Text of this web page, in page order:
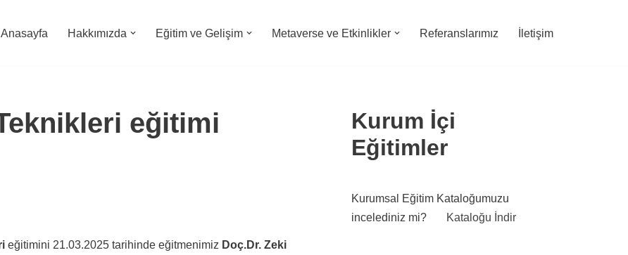
Anasayfa Hakkımızda Eğitim ve Gelişim Metaverse ve Etkinlikler Referanslarımız İletişim
eğitimi
eğitimini 21.03.2025 tarihinde eğitmenimiz Doç.Dr. Zeki
Kurum İçi
Eğitimler
Kurumsal Eğitim Kataloğumuzu
incelediniz mi?
Kataloğu İndir